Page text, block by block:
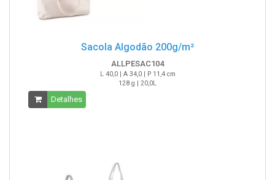
Sacola Algodão 200g/m²
ALLPESAC104
L 40,0 | A 34,0 | P 11,4 cm
128 g | 20,0L
Detalhes